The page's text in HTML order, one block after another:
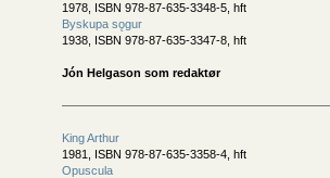
1978, ISBN 978-87-635-3348-5, hft
Byskupa sǫgur
1938, ISBN 978-87-635-3347-8, hft
Jón Helgason som redaktør
King Arthur
1981, ISBN 978-87-635-3358-4, hft
Opuscula